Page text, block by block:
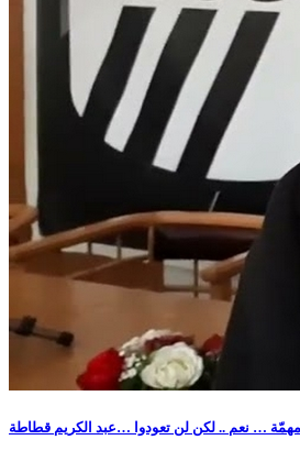
… نعم .. لكن لن تعودوا …عبد الكريم قطاطة